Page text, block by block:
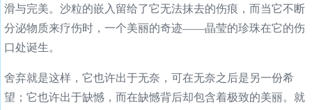
滑与完美。沙粒的嵌入留给了它无法抹去的伤痕，而当它不断
分泌物质来疗伤时，一个美丽的奇迹——晶莹的珍珠在它的伤
口处诞生。
舍弃就是这样，它也许出于无奈，可在无奈之后是另一份希
望；它也许出于缺憾，而在缺憾背后却包含着极致的美丽。就